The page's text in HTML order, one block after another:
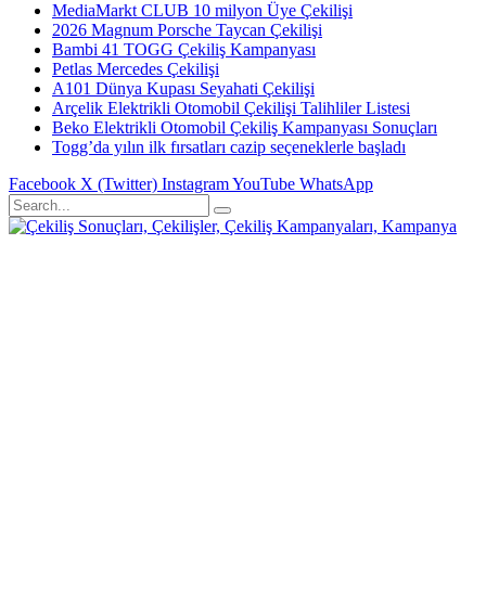
MediaMarkt CLUB 10 milyon Üye Çekilişi
2026 Magnum Porsche Taycan Çekilişi
Bambi 41 TOGG Çekiliş Kampanyası
Petlas Mercedes Çekilişi
A101 Dünya Kupası Seyahati Çekilişi
Arçelik Elektrikli Otomobil Çekilişi Talihliler Listesi
Beko Elektrikli Otomobil Çekiliş Kampanyası Sonuçları
Togg’da yılın ilk fırsatları cazip seçeneklerle başladı
Facebook X (Twitter) InstagramYouTube WhatsApp